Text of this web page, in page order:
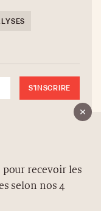
S'INSCRIRE
recevoir les
selon nos 4